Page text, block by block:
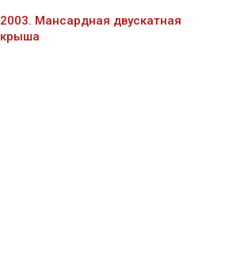
2003. Мансардная двускатная
крыша